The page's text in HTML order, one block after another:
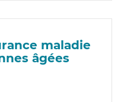
maladie
âgées